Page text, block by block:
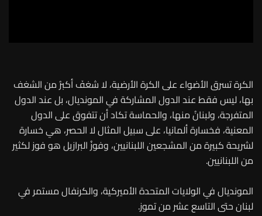
الكرة تسرق الأضواء على الكرة الأرضية، لا شغفَ أكبرُ من الشغف
بها، ليس فقط عند الدول المشاركة في المونديال، بل عند الدول
المتفرجة، ولبنانُ منها، والحماسة تكاد أن تتفوق على الدول
المعنية، فخسارة ألمانيا، على سبيل المثال لا الحصر، هي خسارة
لشريحة كبيرة من المشجعين اللبنانيين، وفوزُ البرازيل هو فوز لكثير
من اللبنانيين.
المونديال في الولايات المتحدة الأميركية، والكرنفال مستمر في
لبنان حتى التاسع عشر من تموز.